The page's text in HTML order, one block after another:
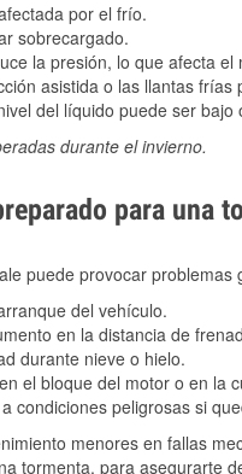
por el frío.
sobrecargado.
la presión, lo que afecta el
asistida o las llantas frías
del líquido puede ser bajo
durante el invierno.
para una
puede provocar problemas
del vehículo.
en la distancia de
durante nieve o hielo.
el bloque del motor o en la
condiciones peligrosas si
menores en fallas
tormenta, para asegurarte